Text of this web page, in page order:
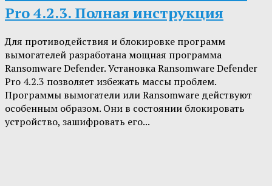
Pro 4.2.3. Полная инструкция
Для противодействия и блокировке программ
вымогателей разработана мощная программа
Ransomware Defender. Установка Ransomware Defender
Pro 4.2.3 позволяет избежать массы проблем.
Программы вымогатели или Ransomware действуют
особенным образом. Они в состоянии блокировать
устройство, зашифровать его...